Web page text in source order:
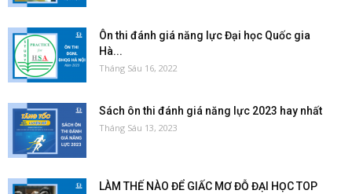
Ôn thi đánh giá năng lực Đại học Quốc gia
Hà...
Tháng Sáu 16, 2022
Sách ôn thi đánh giá năng lực 2023 hay nhất
Tháng Sáu 13, 2023
LÀM THẾ NÀO ĐỂ GIẤC MƠ ĐỖ ĐẠI HỌC TOP